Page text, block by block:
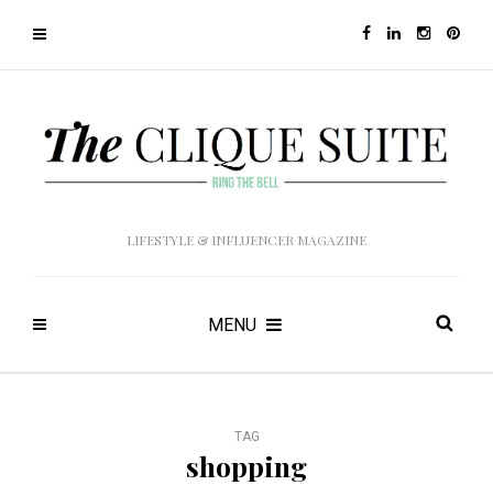
LIFESTYLE & INFLUENCER MAGAZINE
MENU
TAG
shopping